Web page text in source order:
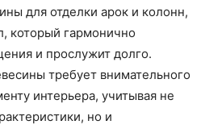
для отделки арок и колонн,
который гармонично
и прослужит долго.
требует внимательного
интерьера, учитывая не
но и